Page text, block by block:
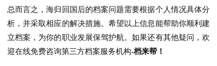
总而言之，海归回国后的档案问题需要根据个人情况具体分
析，并采取相应的解决措施。希望以上信息能帮助你顺利建
立档案，为你的职业发展保驾护航。如果还有其他疑问，欢
迎在线免费咨询第三方档案服务机构-档来帮！